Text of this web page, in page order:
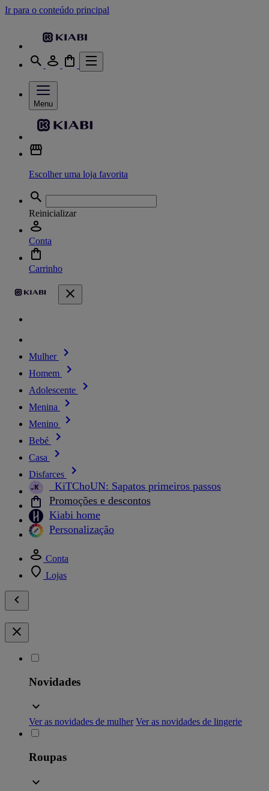
Ir para o conteúdo principal
Menu
Escolher uma loja favorita
Reinicializar
Conta
Carrinho
Mulher
Homem
Adolescente
Menina
Menino
Bebé
Casa
Disfarces
_KiTChoUN: Sapatos primeiros passos
Promoções e descontos
Kiabi home
Personalização
Conta
Lojas
Novidades
Ver as novidades de mulher Ver as novidades de lingerie
Roupas